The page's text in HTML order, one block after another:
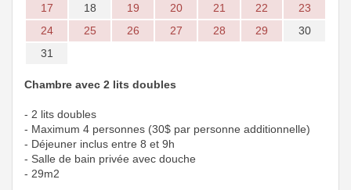
17
18 19 20 21 22
23
24
25 26 27 28 29
30
31
Chambre avec 2 lits doubles
- 2 lits doubles
- Maximum 4 personnes (30$ par personne additionnelle)
- Déjeuner inclus entre 8 et 9h
- Salle de bain privée avec douche
- 29m2